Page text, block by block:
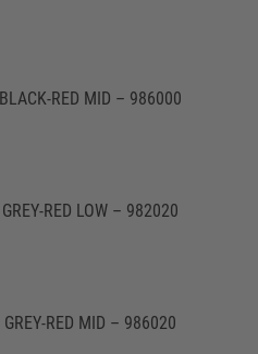
RED MID – 986000
RED LOW – 982020
RED MID – 986020